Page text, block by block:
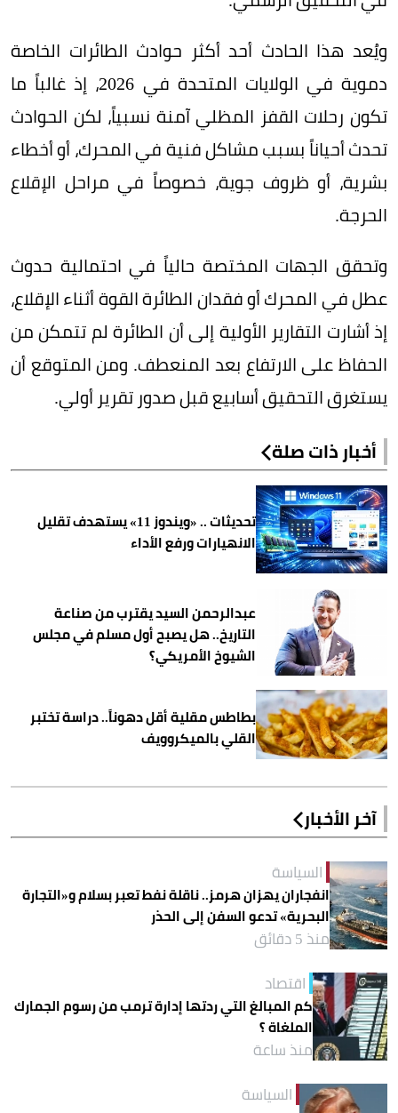
ويُعد هذا الحادث أحد أكثر حوادث الطائرات الخاصة
دموية في الولايات المتحدة في 2026، إذ غالباً ما
تكون رحلات القفز المظلي آمنة نسبياً، لكن الحوادث
تحدث أحياناً بسبب مشاكل فنية في المحرك، أو أخطاء
بشرية، أو ظروف جوية، خصوصاً في مراحل الإقلاع
الحرجة.
وتحقق الجهات المختصة حالياً في احتمالية حدوث
عطل في المحرك أو فقدان الطائرة القوة أثناء الإقلاع،
إذ أشارت التقارير الأولية إلى أن الطائرة لم تتمكن من
الحفاظ على الارتفاع بعد المنعطف. ومن المتوقع أن
يستغرق التحقيق أسابيع قبل صدور تقرير أولي.
أخبار ذات صلة
تحديثات .. «ويندوز 11» يستهدف تقليل
الانهيارات ورفع الأداء
عبدالرحمن السيد يقترب من صناعة
التاريخ.. هل يصبح أول مسلم في مجلس
الشيوخ الأمريكي؟
بطاطس مقلية أقل دهوناً.. دراسة تختبر
القلي بالميكروويف
آخر الأخبار
السياسة
انفجاران يهزان هرمز.. ناقلة نفط تعبر بسلام و«التجارة
البحرية» تدعو السفن إلى الحذر
منذ 5 دقائق
اقتصاد
كم المبالغ التي ردتها إدارة ترمب من رسوم الجمارك
الملغاة ؟
منذ ساعة
السياسة